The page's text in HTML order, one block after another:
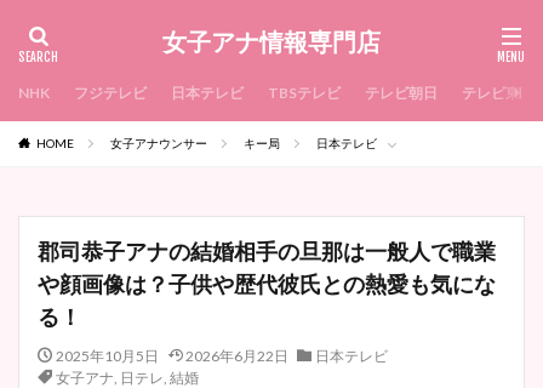
女子アナ情報専門店
NHK フジテレビ 日本テレビ TBSテレビ テレビ朝日 テレビ東京
HOME 女子アナウンサー キー局 日本テレビ
郡司恭子アナの結婚相手の旦那は一般人で職業
や顔画像は？子供や歴代彼氏との熱愛も気にな
る！
2025年10月5日 2026年6月22日
日本テレビ
女子アナ, 日テレ, 結婚